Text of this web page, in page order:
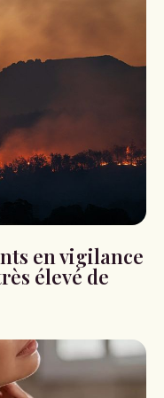
en vigilance
élevé de